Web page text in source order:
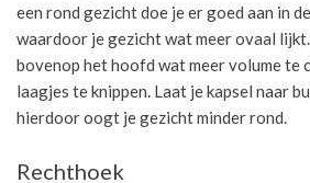
een rond gezicht doe je er goed aan in
waardoor je gezicht wat meer ovaal
bovenop het hoofd wat meer volume te
laagjes te knippen. Laat je kapsel naar
hierdoor oogt je gezicht minder rond.
Rechthoek